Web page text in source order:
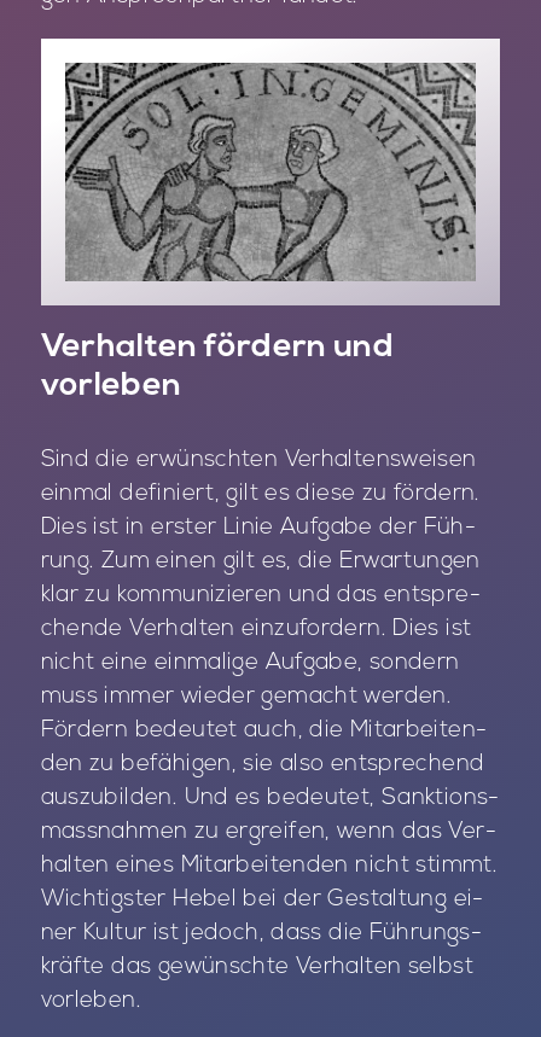
Verhalten fördern und
vorleben
Sind die er­wünsch­ten Ver­hal­tens­wei­sen
ein­mal de­fi­niert, gilt es die­se zu för­dern.
Dies ist in ers­ter Li­nie Auf­ga­be der Füh­
rung. Zum ei­nen gilt es, die Er­war­tun­gen
klar zu kom­mu­ni­zie­ren und das ent­spre­
chen­de Ver­hal­ten ein­zu­for­dern. Dies ist
nicht eine ein­ma­li­ge Auf­ga­be, son­dern
muss im­mer wie­der ge­macht wer­den.
För­dern be­deu­tet auch, die Mit­ar­bei­ten­
den zu be­fä­hi­gen, sie also ent­spre­chend
aus­zu­bil­den. Und es be­deu­tet, Sank­ti­ons­
mass­nah­men zu er­grei­fen, wenn das Ver­
hal­ten ei­nes Mit­ar­bei­ten­den nicht stimmt.
Wich­tigs­ter He­bel bei der Ge­stal­tung ei­
ner Kul­tur ist je­doch, dass die Füh­rungs­
kräf­te das ge­wünsch­te Ver­hal­ten selbst
vor­le­ben.